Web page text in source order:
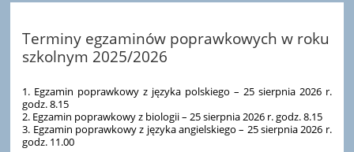
Terminy egzaminów poprawkowych w roku
szkolnym 2025/2026
1. Egzamin poprawkowy z języka polskiego – 25 sierpnia 2026 r.
godz. 8.15
2. Egzamin poprawkowy z biologii – 25 sierpnia 2026 r. godz. 8.15
3. Egzamin poprawkowy z języka angielskiego – 25 sierpnia 2026 r.
godz. 11.00